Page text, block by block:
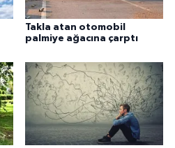
Takla atan otomobil
palmiye ağacına çarptı